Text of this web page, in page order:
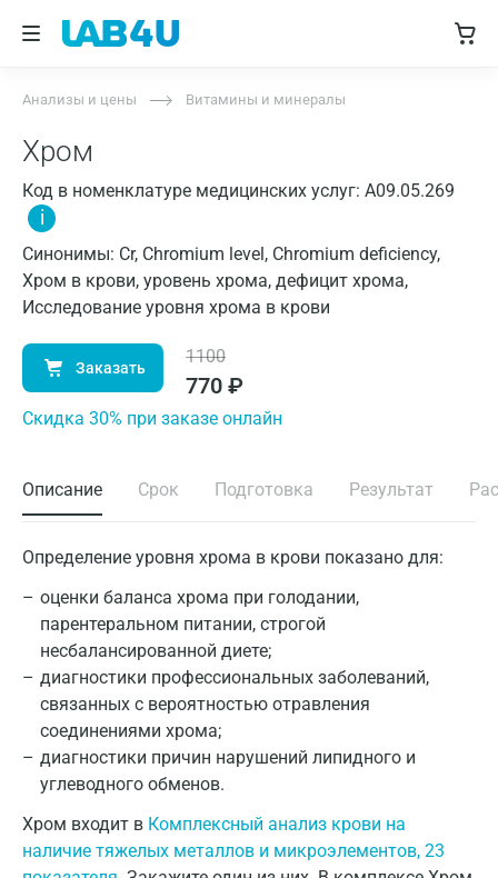
Анализы и цены Витамины и минералы
Хром
Код в номенклатуре медицинских услуг: A09.05.269
i
Синонимы: Cr, Chromium level, Chromium deficiency,
Хром в крови, уровень хрома, дефицит хрома,
Исследование уровня хрома в крови
Заказать
1100
770 ₽
Cкидка 30% при заказе онлайн
Описание Срок Подготовка Результат
Определение уровня хрома в крови показано для:
оценки баланса хрома при голодании,
парентеральном питании, строгой
несбалансированной диете;
диагностики профессиональных заболеваний,
связанных с вероятностью отравления
соединениями хрома;
диагностики причин нарушений липидного и
углеводного обменов.
Хром входит в Комплексный анализ крови на
наличие тяжелых металлов и микроэлементов, 23